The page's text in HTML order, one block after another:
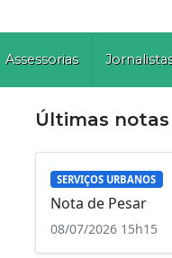
Assessorias
Últimas notas
SERVIÇOS URBANOS
Nota de Pesar
08/07/2026 15h15